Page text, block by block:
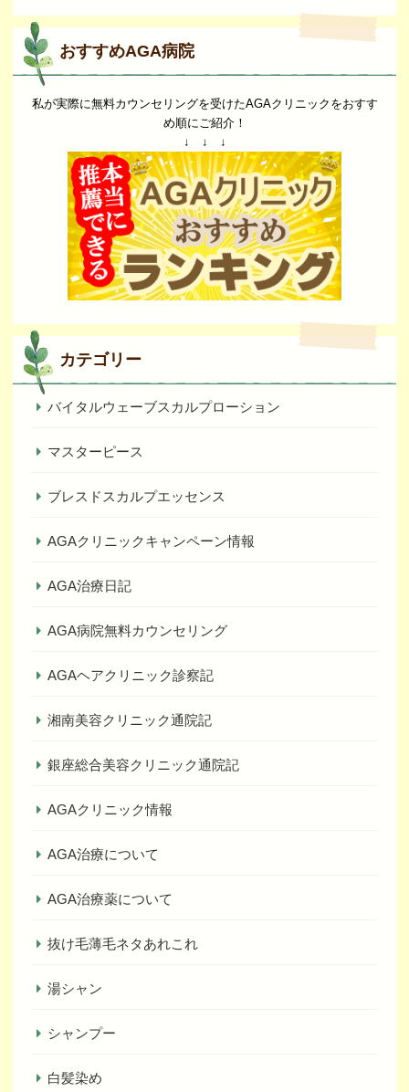
おすすめAGA病院
私が実際に無料カウンセリングを受けたAGAクリニックをおすす
め順にご紹介！
↓ ↓ ↓
カテゴリー
バイタルウェーブスカルプローション
マスターピース
ブレスドスカルプエッセンス
AGAクリニックキャンペーン情報
AGA治療日記
AGA病院無料カウンセリング
AGAヘアクリニック診察記
湘南美容クリニック通院記
銀座総合美容クリニック通院記
AGAクリニック情報
AGA治療について
AGA治療薬について
抜け毛薄毛ネタあれこれ
湯シャン
シャンプー
白髪染め